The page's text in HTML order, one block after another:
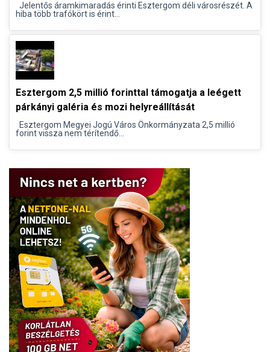
Jelentős áramkimaradás érinti Esztergom déli városrészét. A
hiba több trafókört is érint...
Esztergom 2,5 millió forinttal támogatja a leégett
párkányi galéria és mozi helyreállítását
Esztergom Megyei Jogú Város Önkormányzata 2,5 millió
forint vissza nem térítendő...